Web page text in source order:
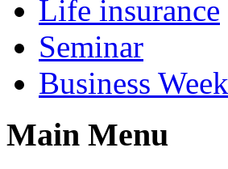
Life insurance
Seminar
Business
Main Menu